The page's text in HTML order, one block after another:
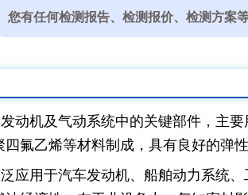
您有任何检测报告、检测报价、检测方案
动机及气动系统中的关键部件，主
四氟乙烯等材料制成，具有良好的弹
应用于汽车发动机、船舶动力系统